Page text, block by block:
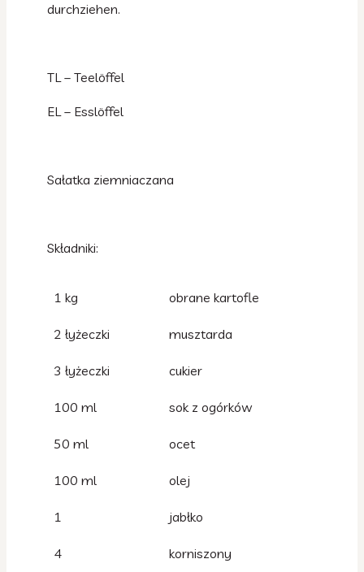
durchziehen.
TL – Teelöffel
EL – Esslöffel
Sałatka ziemniaczana
Składniki:
1 kg obrane kartofle
2 łyżeczki musztarda
3 łyżeczki cukier
100 ml sok z ogórków
50 ml ocet
100 ml olej
1 jabłko
4 korniszony